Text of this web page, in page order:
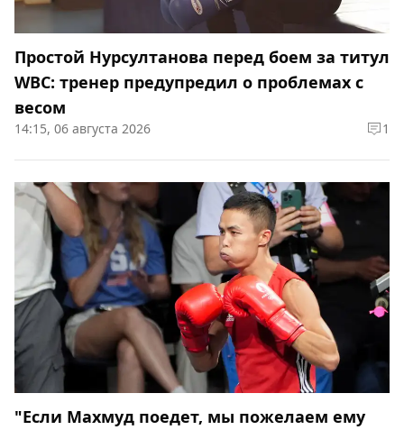
Простой Нурсултанова перед боем за титул
WBC: тренер предупредил о проблемах с
весом
14:15, 06 августа 2026 1
"Если Махмуд поедет, мы пожелаем ему